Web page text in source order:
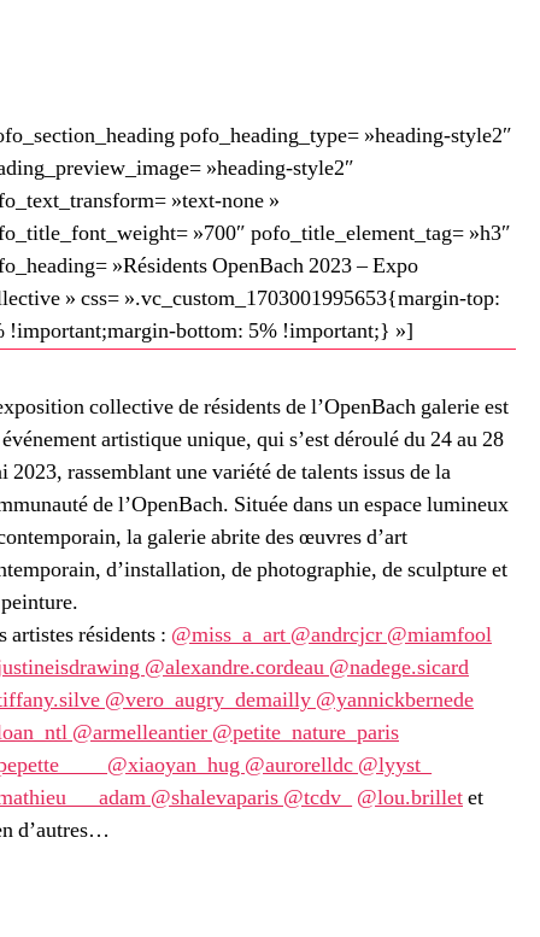
pofo_heading_type= »heading-style2″
»heading-style2″
»text-none »
»700″ pofo_title_element_tag= »h3″
»Résidents OpenBach 2023 – Expo
» css= ».vc_custom_1703001995653{margin-top:
!important;margin-bottom: 5% !important;} »]
collective de résidents de l’OpenBach galerie est
artistique unique, qui s’est déroulé du 24 au 28
2023, rassemblant une variété de talents issus de la
de l’OpenBach. Située dans un espace lumineux
la galerie abrite des œuvres d’art
d’installation, de photographie, de sculpture et
artistes résidents : @miss_a_art @andrcjcr @miamfool
@alexandre.cordeau @nadege.sicard
@vero_augry_demailly @yannickbernede
@armelleantier @petite_nature_paris
@xiaoyan_hug @aurorelldc @lyyst_
@shalevaparis @tcdv_ @lou.brilletet
d’autres…